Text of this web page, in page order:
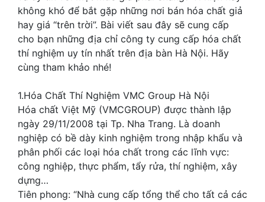
không khó để bắt gặp những nơi bán hóa chất giả
hay giá “trên trời”. Bài viết sau đây sẽ cung cấp
cho bạn những địa chỉ công ty cung cấp hóa chất
thí nghiệm uy tín nhất trên địa bàn Hà Nội. Hãy
cùng tham khảo nhé!
1.Hóa Chất Thí Nghiệm VMC Group Hà Nội
Hóa chất Việt Mỹ (VMCGROUP) được thành lập
ngày 29/11/2008 tại Tp. Nha Trang. Là doanh
nghiệp có bề dày kinh nghiệm trong nhập khẩu và
phân phối các loại hóa chất trong các lĩnh vực:
công nghiệp, thực phẩm, tẩy rửa, thí nghiệm, xây
dựng…
Tiên phong: “Nhà cung cấp tổng thể cho tất cả các